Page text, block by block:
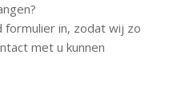
formulier in, zodat wij zo
met u kunnen